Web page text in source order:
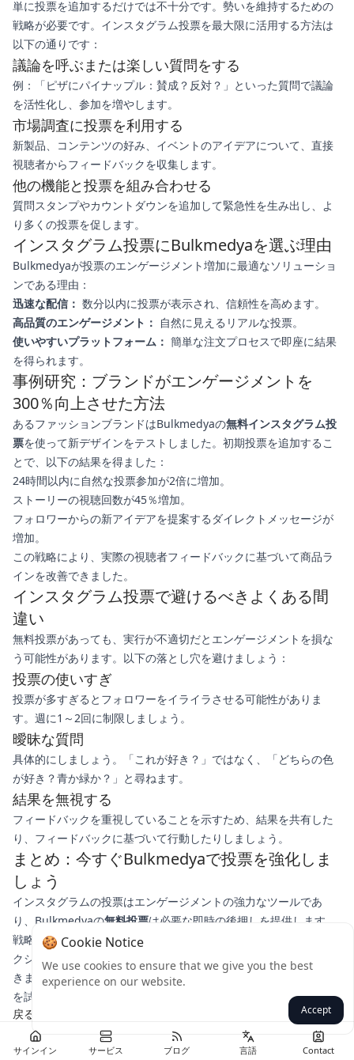
サインイン サービス ブログ 言語 Contact
単に投票を追加するだけでは不十分です。勢いを維持するための
戦略が必要です。インスタグラム投票を最大限に活用する方法は
以下の通りです：
議論を呼ぶまたは楽しい質問をする
例：「ピザにパイナップル：賛成？反対？」といった質問で議論
を活性化し、参加を増やします。
市場調査に投票を利用する
新製品、コンテンツの好み、イベントのアイデアについて、直接
視聴者からフィードバックを収集します。
他の機能と投票を組み合わせる
質問スタンプやカウントダウンを追加して緊急性を生み出し、よ
り多くの投票を促します。
インスタグラム投票にBulkmedyaを選ぶ理由
Bulkmedyaが投票のエンゲージメント増加に最適なソリューショ
ンである理由：
迅速な配信： 数分以内に投票が表示され、信頼性を高めます。
高品質のエンゲージメント： 自然に見えるリアルな投票。
使いやすいプラットフォーム： 簡単な注文プロセスで即座に結果
を得られます。
事例研究：ブランドがエンゲージメントを
300％向上させた方法
あるファッションブランドはBulkmedyaの無料インスタグラム投
票を使って新デザインをテストしました。初期投票を追加するこ
とで、以下の結果を得ました：
24時間以内に自然な投票参加が2倍に増加。
ストーリーの視聴回数が45％増加。
フォロワーからの新アイデアを提案するダイレクトメッセージが
増加。
この戦略により、実際の視聴者フィードバックに基づいて商品ラ
インを改善できました。
インスタグラム投票で避けるべきよくある間
違い
無料投票があっても、実行が不適切だとエンゲージメントを損な
う可能性があります。以下の落とし穴を避けましょう：
投票の使いすぎ
投票が多すぎるとフォロワーをイライラさせる可能性がありま
す。週に1～2回に制限しましょう。
曖昧な質問
具体的にしましょう。「これが好き？」ではなく、「どちらの色
が好き？青か緑か？」と尋ねます。
結果を無視する
フィードバックを重視していることを示すため、結果を共有した
り、フィードバックに基づいて行動したりしましょう。
まとめ：今すぐBulkmedyaで投票を強化しま
しょう
インスタグラムの投票はエンゲージメントの強力なツールであ
り、Bulkmedyaの無料投票は必要な即時の後押しを提供します。
戦略的な質問と迅速な投票配信を組み合わせることで、インタラ
クションを増やし、インサイトを得て、視聴者を増やすことがで
きます。違いを実感する準備はできましたか？今すぐBulkmedya
を試して、エンゲージメントが急上昇するのを見てみましょう！
戻る
🍪 Cookie Notice
We use cookies to ensure that we give you the best
experience on our website.
Accept